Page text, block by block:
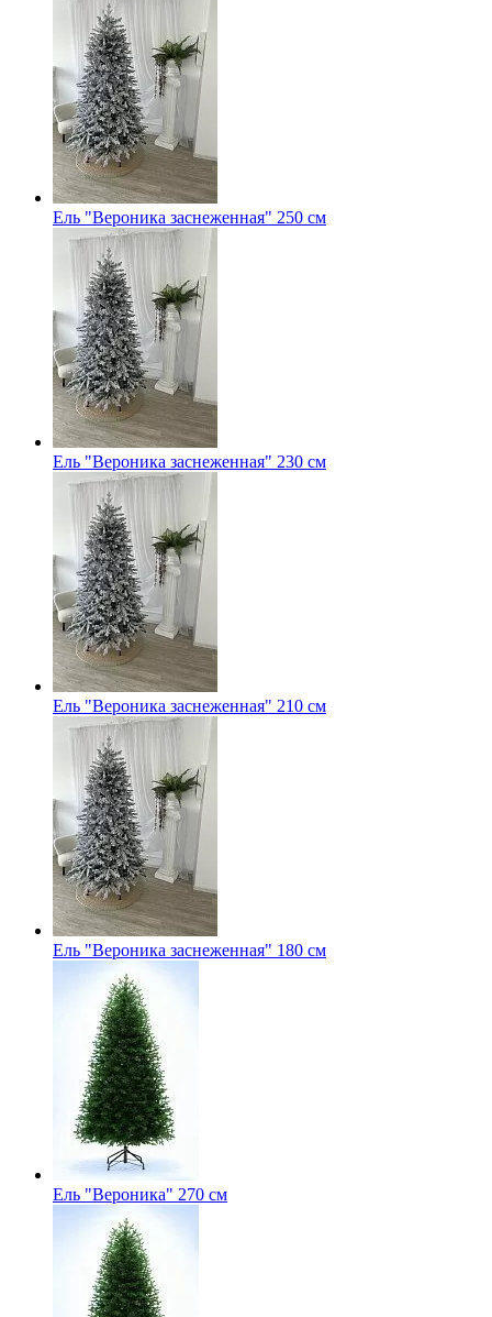
Ель "Вероника заснеженная" 250 см
Ель "Вероника заснеженная" 230 см
Ель "Вероника заснеженная" 210 см
Ель "Вероника заснеженная" 180 см
Ель "Вероника" 270 см